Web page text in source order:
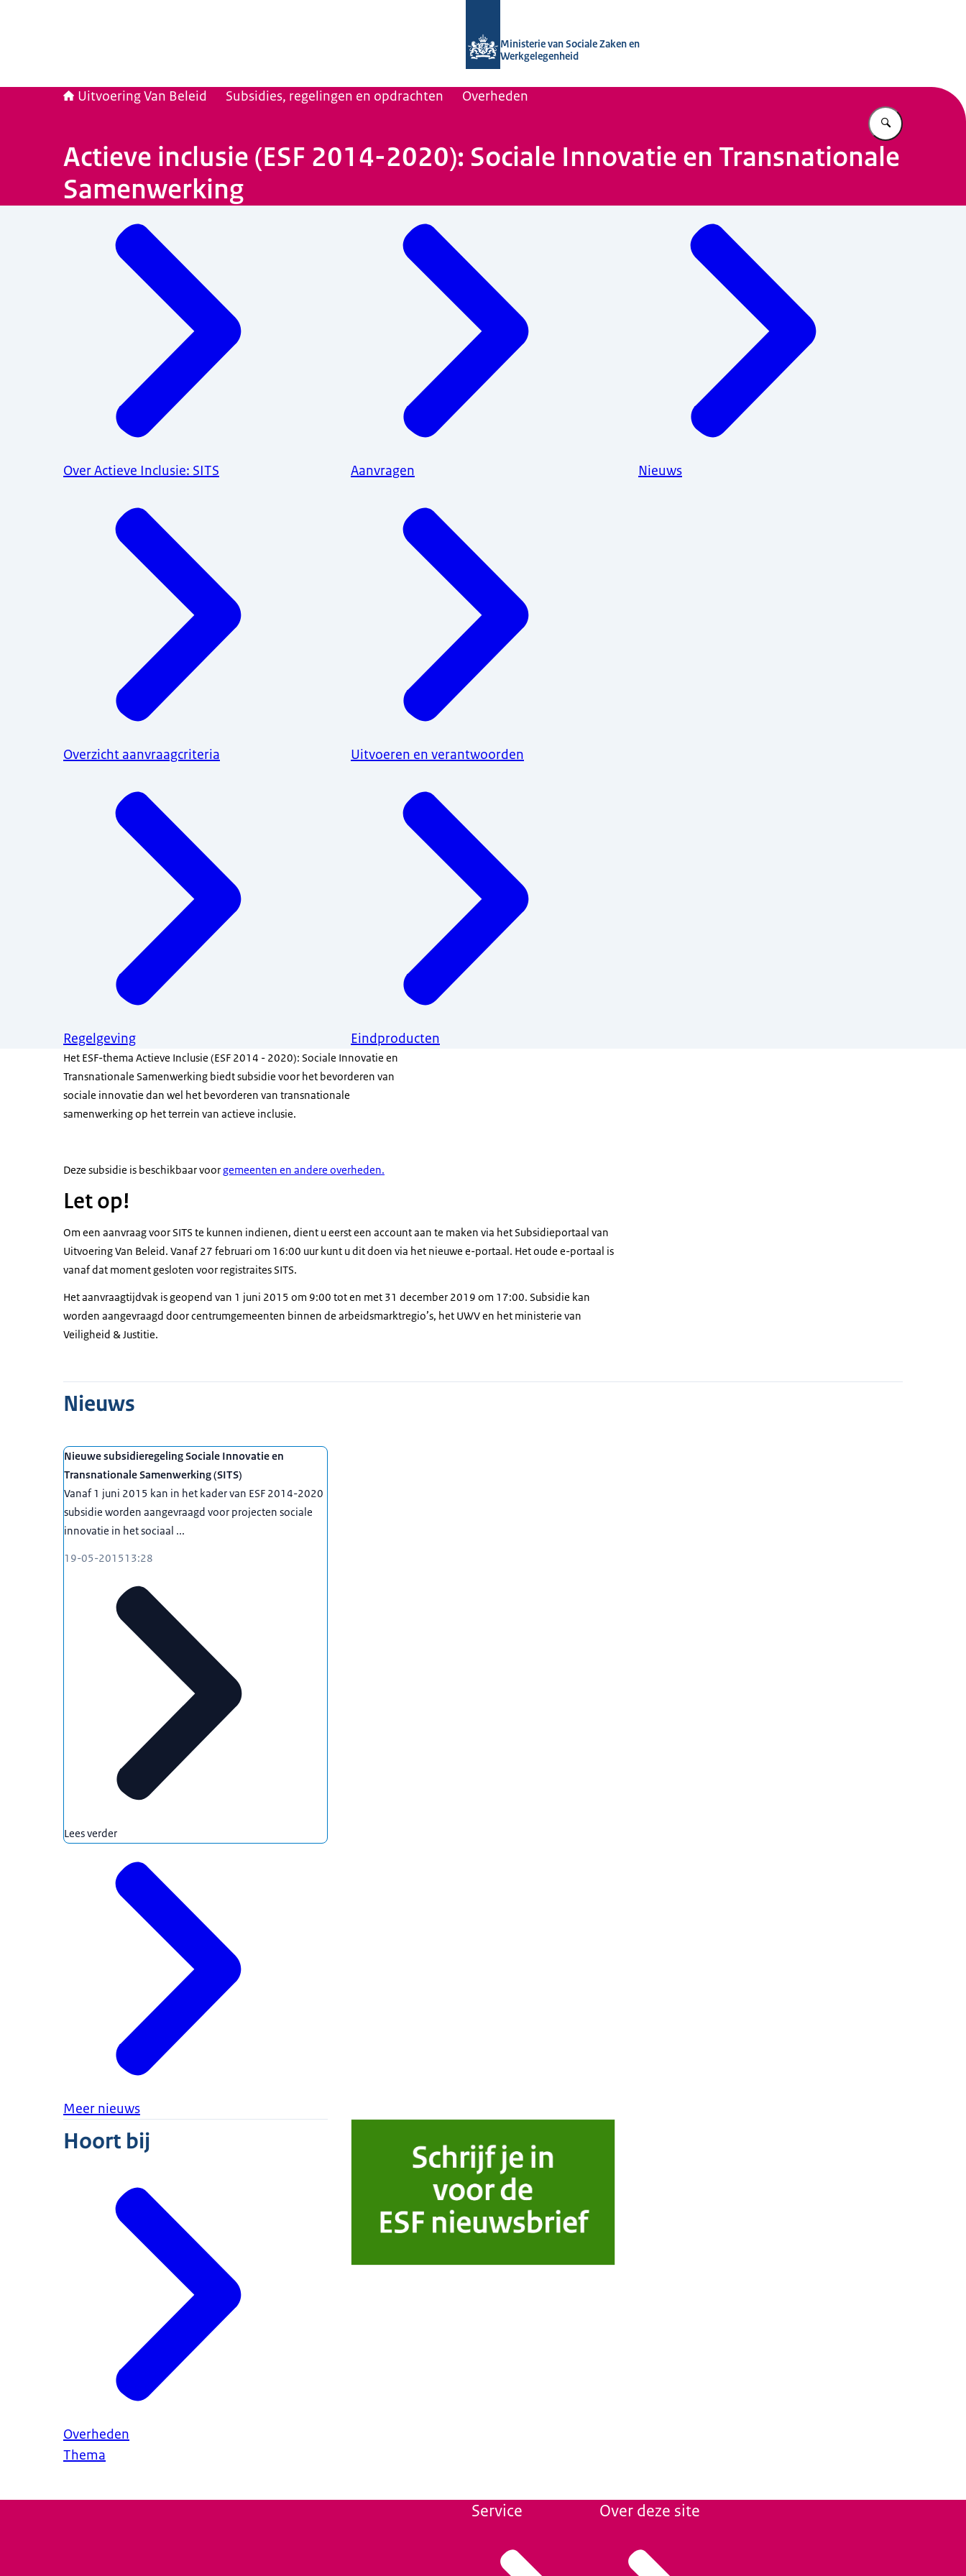
Ministerie van Sociale Zaken en
Werkgelegenheid
Uitvoering Van Beleid Subsidies, regelingen en opdrachten Overheden
Vul in wat u
Actieve inclusie (ESF 2014-2020): Sociale Innovatie en Transnationale
Samenwerking
Over Actieve Inclusie: SITS
Overzicht aanvraagcriteria
Regelgeving
Aanvragen
Uitvoeren en verantwoorden
Eindproducten
Nieuws
Het ESF-thema Actieve Inclusie (ESF 2014 - 2020): Sociale Innovatie en
Transnationale Samenwerking biedt subsidie voor het bevorderen van
sociale innovatie dan wel het bevorderen van transnationale
samenwerking op het terrein van actieve inclusie.
Deze subsidie is beschikbaar voorgemeenten en andere overheden.
Let op!
Om een aanvraag voor SITS te kunnen indienen, dient u eerst een account aan te maken via het Subsidieportaal van
Uitvoering Van Beleid. Vanaf 27 februari om 16:00 uur kunt u dit doen via het nieuwe e-portaal. Het oude e-portaal is
vanaf dat moment gesloten voor registraites SITS.
Het aanvraagtijdvak is geopend van 1 juni 2015 om 9:00 tot en met 31 december 2019 om 17:00. Subsidie kan
worden aangevraagd door centrumgemeenten binnen de arbeidsmarktregio’s, het UWV en het ministerie van
Veiligheid & Justitie.
Nieuws
Nieuwe subsidieregeling Sociale Innovatie en
Transnationale Samenwerking (SITS)
Vanaf 1 juni 2015 kan in het kader van ESF 2014-2020
subsidie worden aangevraagd voor projecten sociale
innovatie in het sociaal ...
19-05-201513:28
Lees verder
Meer nieuws
Hoort bij
Overheden
Thema
Service Over deze site